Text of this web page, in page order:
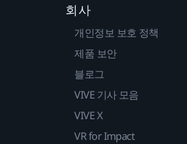
회사
개인정보 보호 정책
제품 보안
블로그
VIVE 기사 모음
VIVE X
VR for Impact